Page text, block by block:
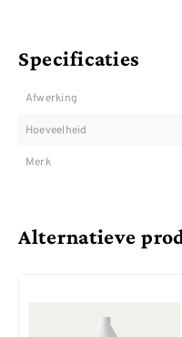
Specificaties
Afwerking
Hoeveelheid
Merk
Alternatieve